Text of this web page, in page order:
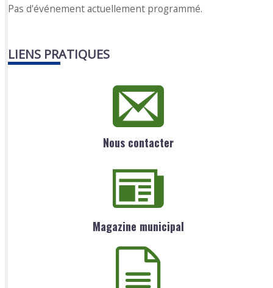
Pas d'événement actuellement programmé.
LIENS PRATIQUES
Nous contacter
Magazine municipal